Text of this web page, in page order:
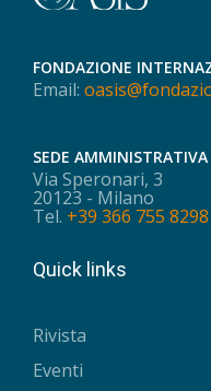
FONDAZIONE
Email:
SEDE AMMINISTRATIVA
Via Speronari, 3
20123 - Milano
Tel. +39 366 755 8298
Quick links
Rivista
Eventi